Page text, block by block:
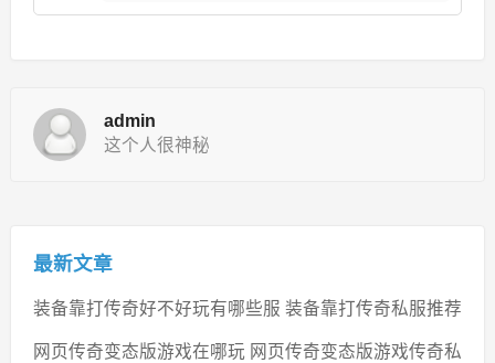
admin
这个人很神秘
最新文章
装备靠打传奇好不好玩有哪些服 装备靠打传奇私服推荐
网页传奇变态版游戏在哪玩 网页传奇变态版游戏传奇私